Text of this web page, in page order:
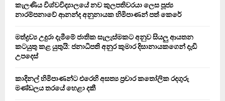
r
H
කැලණිය විශ්වවිද්‍යාලයේ නව කුලපතිවරයා ලෙස පූජ්‍ය
නාරම්පනාවේ ආනන්ද අනුනායක හිමිපාණන් පත් කෙරේ
මත්ද්‍රව්‍ය උදුරා දැමීමේ ජාතික සැලැස්මකට අනුව සියලු ආයතන
කටයුතු කළ යුතුයි: ජනාධිපති අනුර කුමාර දිසානායකගෙන් දැඩි
උපදෙස්
කාදිනල් හිමිපාණන්ට එරෙහි අසත්‍ය ප්‍රචාර කතෝලික රදගුරු
මණ්ඩලය තරයේ හෙළා දකී